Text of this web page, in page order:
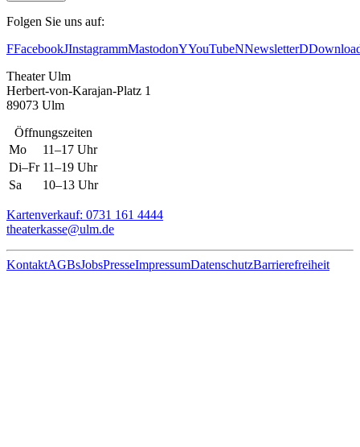
Folgen Sie uns auf:
FFacebookJInstagrammMastodonYYouTubeNNewsletterD
Theater Ulm
Herbert-von-Karajan-Platz 1
89073 Ulm
Öffnungszeiten
Mo
11–17 Uhr
Di–Fr 11–19 Uhr
Sa
10–13 Uhr
Kartenverkauf: 0731 161 4444
theaterkasse@ulm.de
KontaktAGBsJobsPresseImpressumDatenschutzBarrierefreiheit